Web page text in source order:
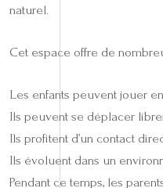
naturel.
Cet espace offre de
Les enfants peuvent jouer
Ils peuvent se déplacer
Ils profitent d’un contact
Ils évoluent dans un
Pendant ce temps, les